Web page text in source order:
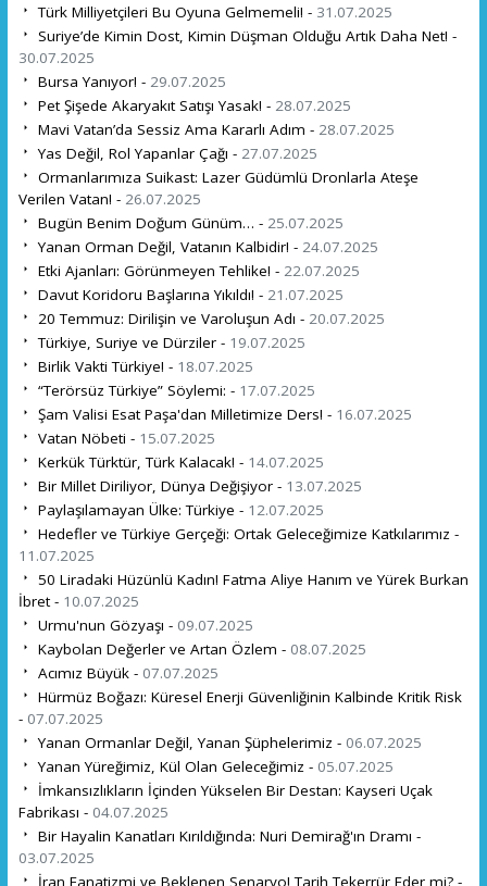
Türk Milliyetçileri Bu Oyuna Gelmemeli! - 31.07.2025
Suriye’de Kimin Dost, Kimin Düşman Olduğu Artık Daha Net! -
30.07.2025
Bursa Yanıyor! - 29.07.2025
Pet Şişede Akaryakıt Satışı Yasak! - 28.07.2025
Mavi Vatan’da Sessiz Ama Kararlı Adım - 28.07.2025
Yas Değil, Rol Yapanlar Çağı - 27.07.2025
Ormanlarımıza Suikast: Lazer Güdümlü Dronlarla Ateşe
Verilen Vatan! - 26.07.2025
Bugün Benim Doğum Günüm… - 25.07.2025
Yanan Orman Değil, Vatanın Kalbidir! - 24.07.2025
Etki Ajanları: Görünmeyen Tehlike! - 22.07.2025
Davut Koridoru Başlarına Yıkıldı! - 21.07.2025
20 Temmuz: Dirilişin ve Varoluşun Adı - 20.07.2025
Türkiye, Suriye ve Dürziler - 19.07.2025
Birlik Vakti Türkiye! - 18.07.2025
“Terörsüz Türkiye” Söylemi: - 17.07.2025
Şam Valisi Esat Paşa'dan Milletimize Ders! - 16.07.2025
Vatan Nöbeti - 15.07.2025
Kerkük Türktür, Türk Kalacak! - 14.07.2025
Bir Millet Diriliyor, Dünya Değişiyor - 13.07.2025
Paylaşılamayan Ülke: Türkiye - 12.07.2025
Hedefler ve Türkiye Gerçeği: Ortak Geleceğimize Katkılarımız -
11.07.2025
50 Liradaki Hüzünlü Kadın! Fatma Aliye Hanım ve Yürek Burkan
İbret - 10.07.2025
Urmu'nun Gözyaşı - 09.07.2025
Kaybolan Değerler ve Artan Özlem - 08.07.2025
Acımız Büyük - 07.07.2025
Hürmüz Boğazı: Küresel Enerji Güvenliğinin Kalbinde Kritik Risk
- 07.07.2025
Yanan Ormanlar Değil, Yanan Şüphelerimiz - 06.07.2025
Yanan Yüreğimiz, Kül Olan Geleceğimiz - 05.07.2025
İmkansızlıkların İçinden Yükselen Bir Destan: Kayseri Uçak
Fabrikası - 04.07.2025
Bir Hayalin Kanatları Kırıldığında: Nuri Demirağ'ın Dramı -
03.07.2025
İran Fanatizmi ve Beklenen Senaryo! Tarih Tekerrür Eder mi? -